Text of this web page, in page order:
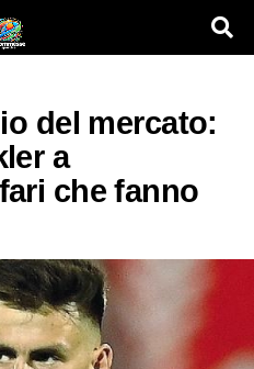
del mercato:
a
che fanno